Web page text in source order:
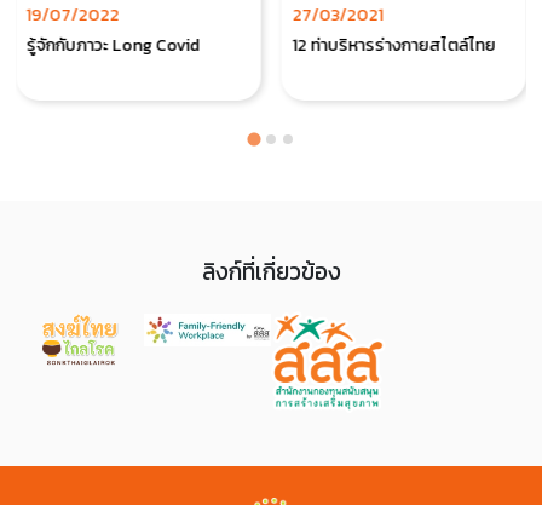
19/07/2022
รู้จักกับภาวะ Long Covid
27/03/2021
12 ท่าบริหารร่างกายสไตล์ไทย
ลิงก์ที่เกี่ยวข้อง